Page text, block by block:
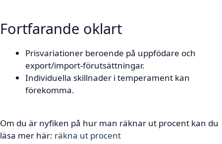
Fortfarande oklart
Prisvariationer beroende på uppfödare och
export/import-förutsättningar.
Individuella skillnader i temperament kan
förekomma.
Om du är nyfiken på hur man räknar ut procent kan du
läsa mer här: räkna ut procent